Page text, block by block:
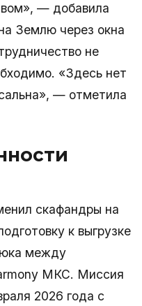
— добавила
Землю через окна
не
«Здесь нет
— отметила
скафандры на
к выгрузке
между
МКС. Миссия
2026 года с